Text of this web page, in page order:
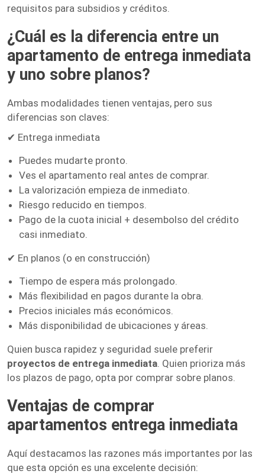
requisitos para subsidios y créditos.
¿Cuál es la diferencia entre un
apartamento de entrega inmediata
y uno sobre planos?
Ambas modalidades tienen ventajas, pero sus
diferencias son claves:
✔ Entrega inmediata
Puedes mudarte pronto.
Ves el apartamento real antes de comprar.
La valorización empieza de inmediato.
Riesgo reducido en tiempos.
Pago de la cuota inicial + desembolso del crédito
casi inmediato.
✔ En planos (o en construcción)
Tiempo de espera más prolongado.
Más flexibilidad en pagos durante la obra.
Precios iniciales más económicos.
Más disponibilidad de ubicaciones y áreas.
Quien busca rapidez y seguridad suele preferir
proyectos de entrega inmediata. Quien prioriza más
los plazos de pago, opta por comprar sobre planos.
Ventajas de comprar
apartamentos entrega inmediata
Aquí destacamos las razones más importantes por las
que esta opción es una excelente decisión: